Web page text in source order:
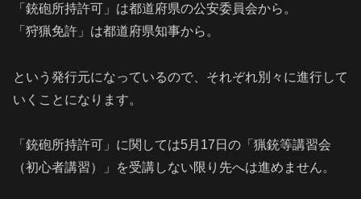
「銃砲所持許可」は都道府県の公安委員会から。
「狩猟免許」は都道府県知事から。
という発行元になっているので、それぞれ別々に進行して
いくことになります。
「銃砲所持許可」に関しては5月17日の「猟銃等講習会
（初心者講習）」を受講しない限り先へは進めません。